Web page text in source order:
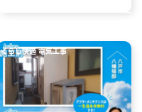
くらし快適 電気工事